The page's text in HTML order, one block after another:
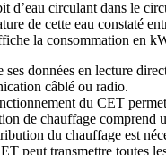
d’eau circulant dans le
de cette eau constaté
la consommation en
ses données en lecture
câblé ou radio.
du CET
de chauffage comprend
du chauffage est
peut transmettre toutes